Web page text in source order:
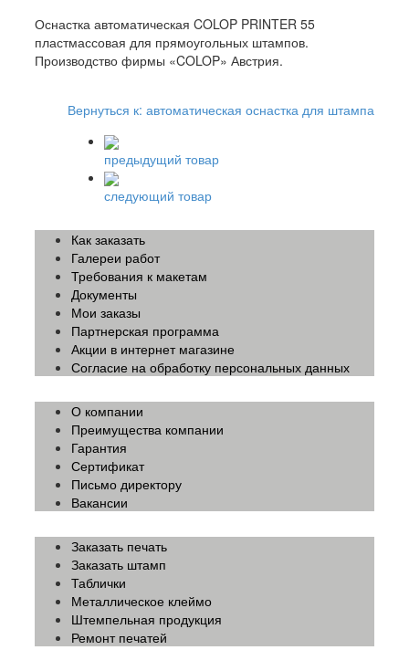
Оснастка автоматическая COLOP PRINTER 55
пластмассовая для прямоугольных штампов.
Производство фирмы «COLOP» Австрия.
Вернуться к: автоматическая оснастка для штампа
предыдущий товар
следующий товар
Как заказать
Галереи работ
Требования к макетам
Документы
Мои заказы
Партнерская программа
Акции в интернет магазине
Согласие на обработку персональных данных
О компании
Преимущества компании
Гарантия
Сертификат
Письмо директору
Вакансии
Заказать печать
Заказать штамп
Таблички
Металлическое клеймо
Штемпельная продукция
Ремонт печатей